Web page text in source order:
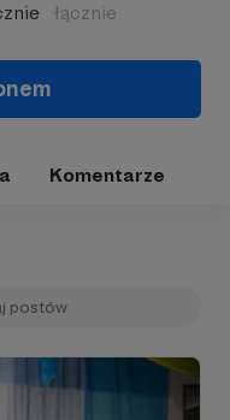
łącznie
Komentarze